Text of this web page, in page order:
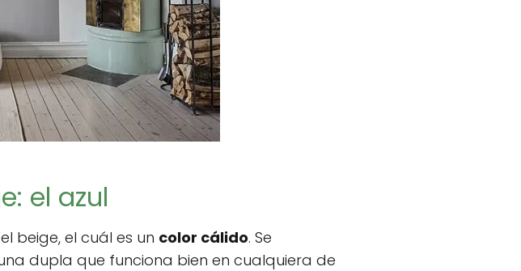
el azul
beige, el cuál es un color cálido. Se
dupla que funciona bien en cualquiera de